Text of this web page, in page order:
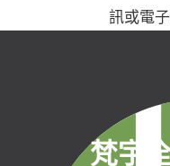
訊或電
梵宇